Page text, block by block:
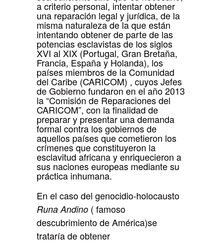
a criterio personal, intentar obtener
una reparación legal y jurídica, de la
misma naturaleza de la que están
intentando obtener de parte de las
potencias esclavistas de los siglos
XVI al XIX (Portugal, Gran Bretaña,
Francia, España y Holanda), los
países miembros de la Comunidad
del Caribe (CARICOM) , cuyos Jefes
de Gobierno fundaron en el año 2013
la “Comisión de Reparaciones del
CARICOM”, con la finalidad de
preparar y presentar una demanda
formal contra los gobiernos de
aquellos países que cometieron los
crímenes que constituyeron la
esclavitud africana y enriquecieron a
sus naciones europeas mediante su
práctica inhumana.
En el caso del genocidio-holocausto
Runa Andino ( famoso
descubrimiento de América)se
trataría de obtener